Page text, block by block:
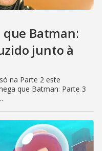
que Batman:
junto à
na Parte 2 este
que Batman: Parte 3